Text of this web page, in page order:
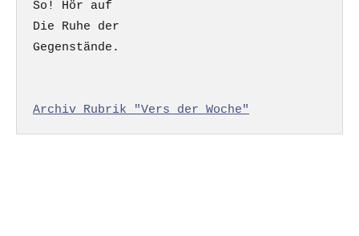
So! Hör auf
Die Ruhe der
Gegenstände.
Archiv Rubrik "Vers der Woche"